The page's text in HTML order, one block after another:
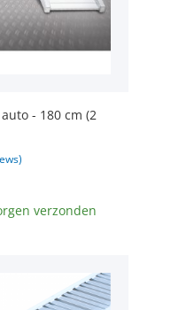
- 180 cm (2
verzonden